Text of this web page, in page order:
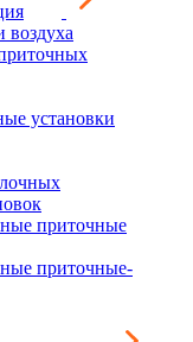
воздуха
установки
приточные
приточные-